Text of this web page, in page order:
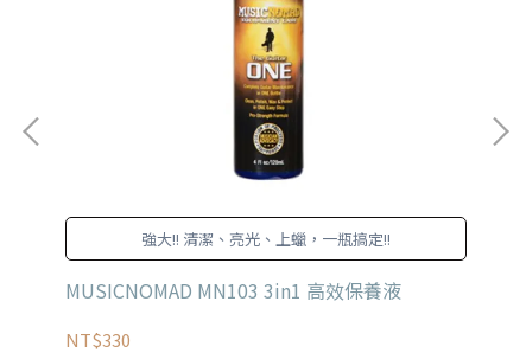
強大!! 清潔、亮光、上蠟，一瓶搞定!!
MUSICNOMAD MN103 3in1 高效保養液
NT$330